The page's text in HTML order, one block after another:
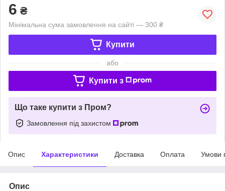
6 ₴
Мінімальна сума замовлення на сайті — 300 ₴
Купити
або
Купити з
Що таке купити з Пром?
Замовлення під захистом
Опис Характеристики Доставка Оплата Умови
Опис